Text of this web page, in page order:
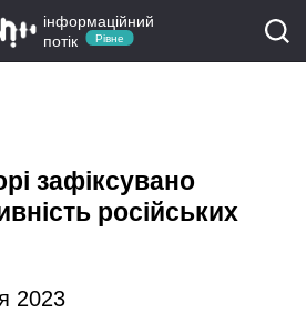
інформаційний
потік
Рівне
зафіксувано
російських
2023